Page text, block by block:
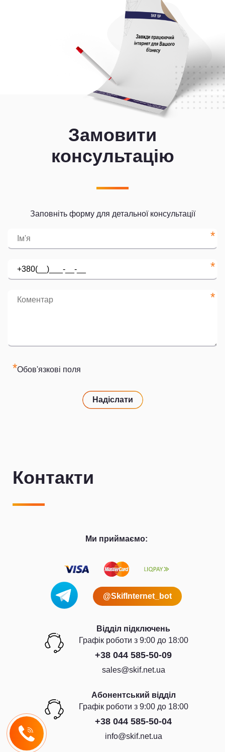
Замовити
консультацію
Заповніть форму для детальної консультації
*
*
*
*Обов'язкові поля
Надіслати
Контакти
Ми приймаємо:
@SkifInternet_bot
Відділ підключень
Графiк роботи з 9:00 до 18:00
+38 044 585-50-09
sales@skif.net.ua
Абонентський відділ
Графiк роботи з 9:00 до 18:00
+38 044 585-50-04
info@skif.net.ua